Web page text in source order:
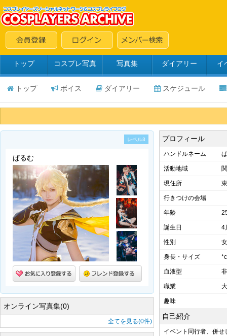
トップ コスプレ写真 写真集 ダイアリー イ
トップ ボイス ダイアリー スケジュール
レベル3
ぱるむ
オンライン写真集(0)
全てを見る(0件)
プロフィール
ハンドルネーム
活動地域
現住所
行きつけの会場
年齢
誕生日 4
性別
身長・サイズ
血液型
職業
趣味
自己紹介
イベント同行者、併